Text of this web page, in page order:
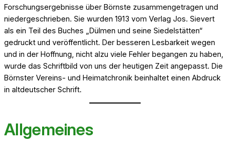
Forschungsergebnisse über Börnste zusammengetragen und
niedergeschrieben. Sie wurden 1913 vom Verlag Jos. Sievert
als ein Teil des Buches „Dülmen und seine Siedelstätten“
gedruckt und veröffentlicht. Der besseren Lesbarkeit wegen
und in der Hoffnung, nicht alzu viele Fehler begangen zu haben,
wurde das Schriftbild von uns der heutigen Zeit angepasst. Die
Börnster Vereins- und Heimatchronik beinhaltet einen Abdruck
in altdeutscher Schrift.
Allgemeines